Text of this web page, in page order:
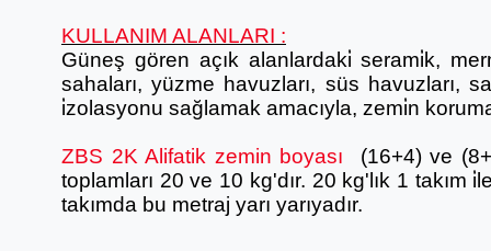
KULLANIM ALANLARI :
Güneş gören açık alanlardaki̇ serami̇k,
sahaları, yüzme havuzları, süs havuzları,
i̇zolasyonu sağlamak amacıyla, zemi̇n
ZBS 2K Alifatik zemin boyası
(16+4) ve
toplamları 20 ve 10 kg'dır. 20 kg'lık 1 takım
takımda bu metraj yarı yarıyadır.